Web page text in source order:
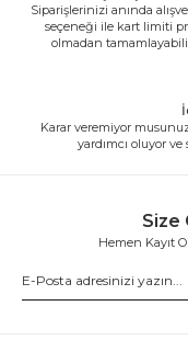
Siparişlerinizi anında
seçeneği ile kart limiti
olmadan
Karar veremiyor
yardımcı oluyor ve
Size
Hemen Kayıt